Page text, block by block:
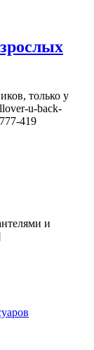
только у
u-back-
419
и